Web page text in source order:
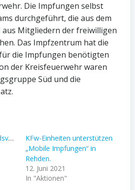
Die Impfungen selbst
durchgeführt, die aus dem
Mitgliedern der freiwilligen
Das Impfzentrum hat die
die Impfungen benötigten
der Kreisfeuerwehr waren
Süd und die
KFw-Einheiten unterstützen
„Mobile Impfungen“ in
Rehden.
12. Juni 2021
In "Aktionen"